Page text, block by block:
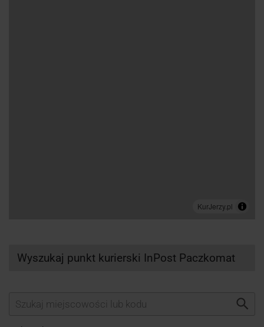
Wyszukaj punkt kurierski InPost Paczkomat